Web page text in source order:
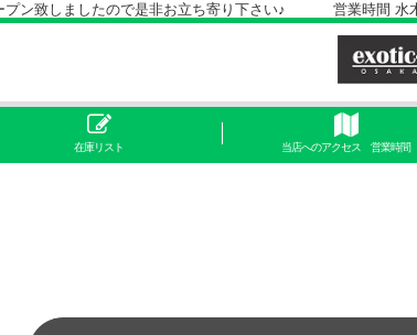
しましたので是非お立ち寄り下さい♪ 営業時間 水木
在庫リスト 当店へのアクセス 営業時間